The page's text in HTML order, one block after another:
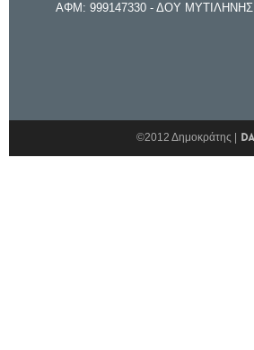
ΑΦΜ: 999147330 - ΔΟΥ ΜΥΤΙΛΗΝΗΣ
©2012 Δημοκράτης |